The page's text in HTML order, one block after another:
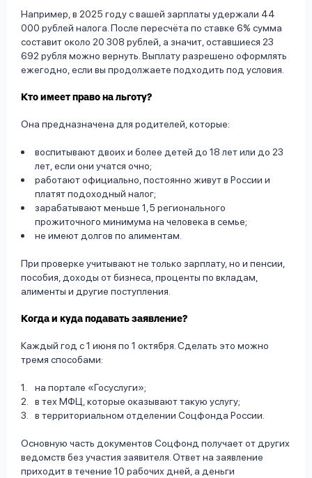
Например, в 2025 году с вашей зарплаты удержали 44
000 рублей налога. После пересчёта по ставке 6% сумма
составит около 20 308 рублей, а значит, оставшиеся 23
692 рубля можно вернуть. Выплату разрешено оформлять
ежегодно, если вы продолжаете подходить под условия.
Кто имеет право на льготу?
Она предназначена для родителей, которые:
воспитывают двоих и более детей до 18 лет или до 23
лет, если они учатся очно;
работают официально, постоянно живут в России и
платят подоходный налог;
зарабатывают меньше 1,5 регионального
прожиточного минимума на человека в семье;
не имеют долгов по алиментам.
При проверке учитывают не только зарплату, но и пенсии,
пособия, доходы от бизнеса, проценты по вкладам,
алименты и другие поступления.
Когда и куда подавать заявление?
Каждый год с 1 июня по 1 октября. Сделать это можно
тремя способами:
на портале «Госуслуги»;
в тех МФЦ, которые оказывают такую услугу;
в территориальном отделении Соцфонда России.
Основную часть документов Соцфонд получает от других
ведомств без участия заявителя. Ответ на заявление
приходит в течение 10 рабочих дней, а деньги